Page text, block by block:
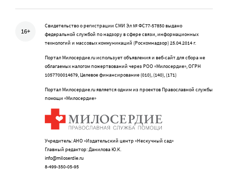
16+
Свидетельство о регистрации СМИ Эл № ФС77-57850 выдано
федеральной службой по надзору в сфере связи, информационных
технологий и массовых коммуникаций (Роскомнадзор) 25.04.2014 г.
Портал Милосердие.ru использует объявления и веб-сайт для сбора не
облагаемых налогом пожертвований через РОО «Милосердие», ОГРН
1057700014679, Целевое финансирование (010), (140), (171)
Портал Милосердие.ru является одним из проектов Православной службы
помощи «Милосердие»
Учредитель: АНО «Издательский центр «Нескучный сад»
Главный редактор: Данилова Ю.К.
info@miloserdie.ru
8-499-350-05-95